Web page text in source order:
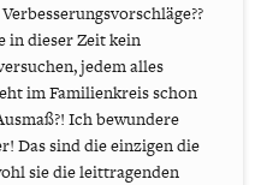
in dieser Zeit kein
jedem alles
im Familienkreis schon
Ich bewundere
Das sind die einzigen die
sie die leittragenden